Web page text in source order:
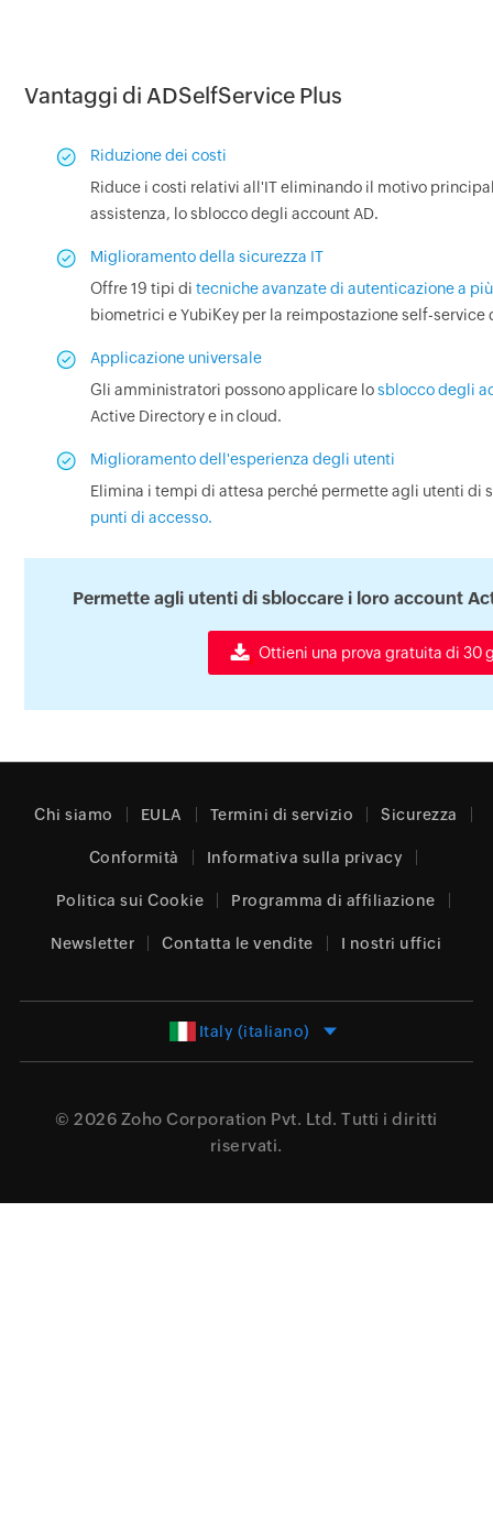
Vantaggi di ADSelfService Plus
Riduzione dei costi
Riduce i costi relativi all'IT eliminando il motivo
assistenza, lo sblocco degli account AD.
Miglioramento della sicurezza IT
Offre 19 tipi ditecniche avanzate di autenticazione a
biometrici e YubiKey per la reimpostazione self-service
Applicazione universale
Gli amministratori possono applicare losblocco degli
Active Directory e in cloud.
Miglioramento dell'esperienza degli utenti
Elimina i tempi di attesa perché permette agli utenti di
punti di accesso.
Permette agli utenti di sbloccare i loro account
Ottieni una prova gratuita di 30
Chi siamo EULA Termini di servizio Sicurezza
Conformità Informativa sulla privacy
Politica sui Cookie Programma di affiliazione
Newsletter Contatta le vendite I nostri uffici
Italy (italiano)
© 2026 Zoho Corporation Pvt. Ltd. Tutti i diritti
riservati.